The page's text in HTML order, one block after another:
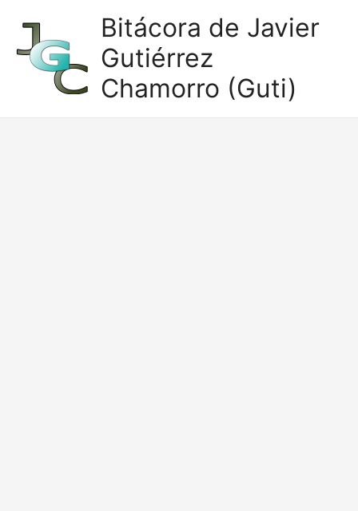
contenido
Bitácora de Javier
Gutiérrez
Chamorro (Guti)